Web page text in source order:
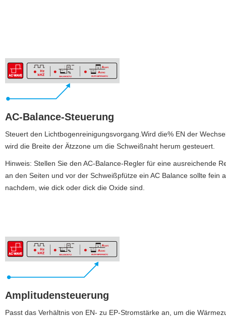
AC-Balance-Steuerung
Steuert den Lichtbogenreinigungsvorgang.Wird die% EN der
wird die Breite der Ätzzone um die Schweißnaht herum gesteuert.
Hinweis: Stellen Sie den AC-Balance-Regler für eine ausreichende
an den Seiten und vor der Schweißpfütze ein AC Balance sollte fein
nachdem, wie dick oder dick die Oxide sind.
Amplitudensteuerung
Passt das Verhältnis von EN- zu EP-Stromstärke an, um die